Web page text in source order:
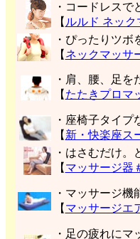
・コードレスで
【 ルルド ネッ
・ぴったりツボ
【 ネックマッサ
・肩、腰、足を
【 たたきプロマ
・座椅子タイプ
【 新・快楽座ス
・はさむだけ。
【 マッサージ器
・マッサージ機
【 マッサージエ
・足の疲れに